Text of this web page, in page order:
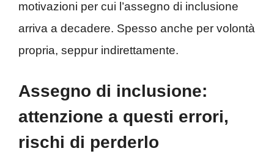
motivazioni per cui l’assegno di inclusione
arriva a decadere. Spesso anche per volontà
propria, seppur indirettamente.
Assegno di inclusione:
attenzione a questi errori,
rischi di perderlo